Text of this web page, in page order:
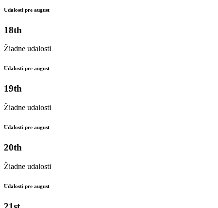
Udalosti pre august
18th
Žiadne udalosti
Udalosti pre august
19th
Žiadne udalosti
Udalosti pre august
20th
Žiadne udalosti
Udalosti pre august